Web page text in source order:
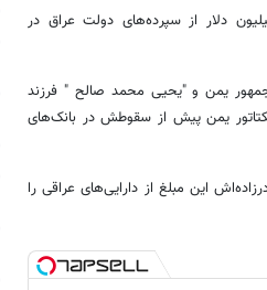
یمن با همدستی برادرزاده‌اش هنگام حمله آمریکا به عراق 80 میلیون دلار از سپرده‌های دولت عراق در
یمن و "یحیی محمد صالح " فرزند
"صدام " دیکتاتور یمن پیش از سقوطش در بانک‌های
آمریکا به عراق در سال 2003، صالح و برادرزاده‌اش این مبلغ از دارایی‌های عراقی را